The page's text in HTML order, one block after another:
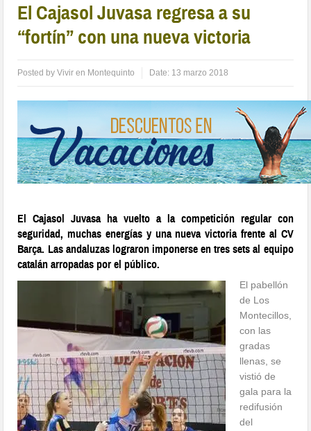
El Cajasol Juvasa regresa a su
“fortín” con una nueva victoria
Posted byVivir en Montequinto Date: 13 marzo 2018
ElCajasol Juvasaha vuelto a la competición regular con
seguridad, muchas energías y una nueva victoria frente al CV
Barça. Las andaluzas lograron imponerse en tres sets al equipo
catalán arropadas por el público.
El pabellón
de Los
Montecillos,
con las
gradas
llenas, se
vistió de
gala para la
redifusión
del